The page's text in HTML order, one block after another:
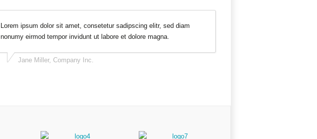
Lorem ipsum dolor sit amet, consetetur sadipscing elitr, sed diam
nonumy eirmod tempor invidunt ut labore et dolore magna.
Jane Miller, Company Inc.